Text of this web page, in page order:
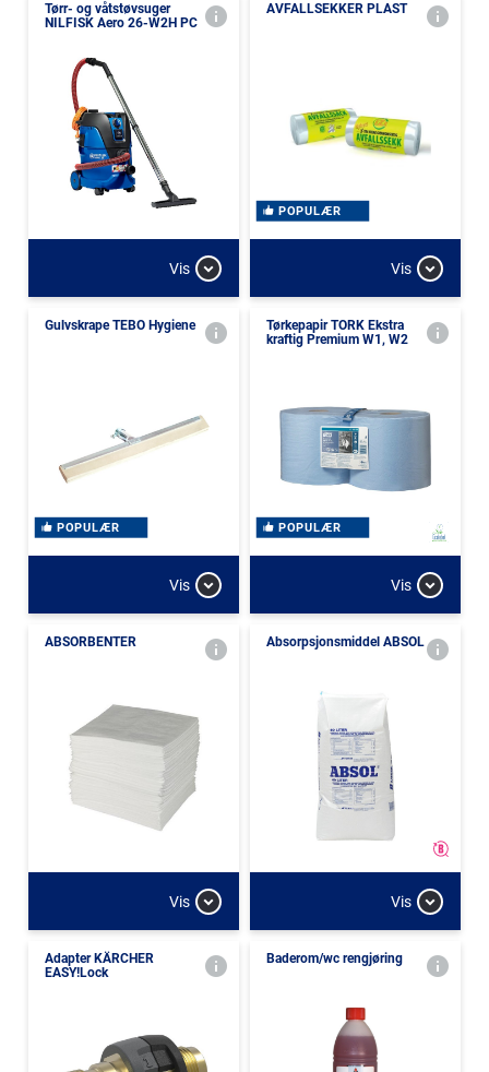
Tørr- og våtstøvsuger
NILFISK Aero 26-W2H PC
Vis
AVFALLSEKKER PLAST
POPULÆR
Vis
Gulvskrape TEBO Hygiene
POPULÆR
Vis
Tørkepapir TORK Ekstra
kraftig Premium W1, W2
POPULÆR
Vis
ABSORBENTER
Vis
Absorpsjonsmiddel ABSOL
Vis
Adapter KÄRCHER
EASY!Lock
Baderom/wc rengjøring